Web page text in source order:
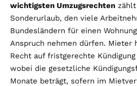
wichtigsten Umzugsrechten
Sonderurlaub, den viele
Bundesländern für einen
Anspruch nehmen dürfen. Mieter
Recht auf fristgerechte
wobei die gesetzliche
Monate beträgt, sofern im